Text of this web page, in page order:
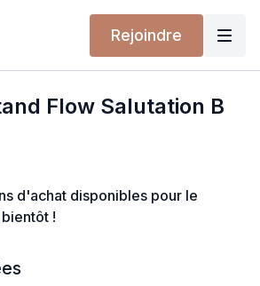
Rejoindre
Flow Salutation B
d'achat disponibles pour le
!